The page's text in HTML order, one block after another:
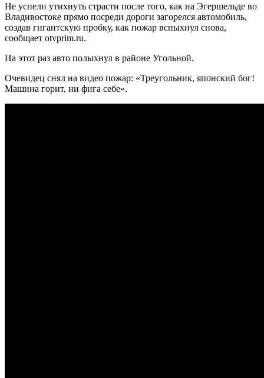
Не успели утихнуть страсти после того, как на Эгершельде во
Владивостоке прямо посреди дороги загорелся автомобиль,
создав гигантскую пробку, как пожар вспыхнул снова,
сообщает otvprim.ru.
На этот раз авто полыхнул в районе Угольной.
Очевидец снял на видео пожар: «Треугольник, японский бог!
Машина горит, ни фига себе».